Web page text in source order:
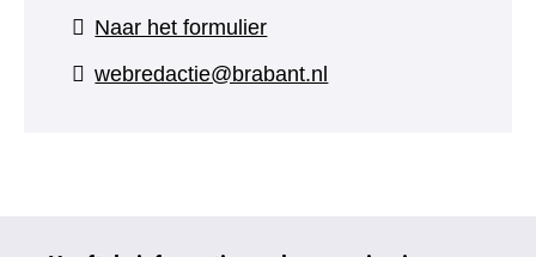
Naar het formulier(verwijst
naar
webredactie@brabant.nl